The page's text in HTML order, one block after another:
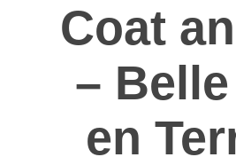
Coat
–
en